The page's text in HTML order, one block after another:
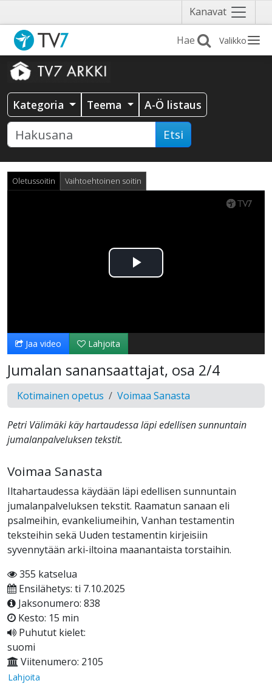
Kanavat Näytä
valikko
Valikko
Kategoria Teema A-Ö listaus
Etsi
Oletussoitin Vaihtoehtoinen soitin
Toista
Jaa video Lahjoita
Jumalan sanansaattajat, osa 2/4
Kotimainen opetus Voimaa Sanasta
Petri Välimäki käy hartaudessa läpi edellisen sunnuntain
jumalanpalveluksen tekstit.
Voimaa Sanasta
Iltahartaudessa käydään läpi edellisen sunnuntain
jumalanpalveluksen tekstit. Raamatun sanaan eli
psalmeihin, evankeliumeihin, Vanhan testamentin
teksteihin sekä Uuden testamentin kirjeisiin
syvennytään arki-iltoina maanantaista torstaihin.
355 katselua
Ensilähetys: ti 7.10.2025
Jaksonumero: 838
Kesto: 15 min
Puhutut kielet:
suomi
Viitenumero: 2105
Lahjoita